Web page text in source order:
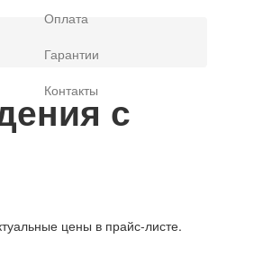
Оплата
Гарантии
Контакты с
цены в прайс-листе.